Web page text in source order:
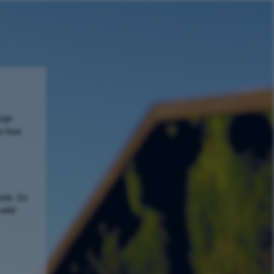
hoe
Zo